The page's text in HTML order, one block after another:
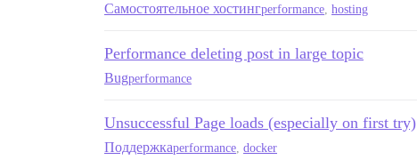
Самостоятельное хостингperformance hosting
Performance deleting post in large topic
Bugperformance
Unsuccessful Page loads (especially on first try)
Поддержкаperformance docker